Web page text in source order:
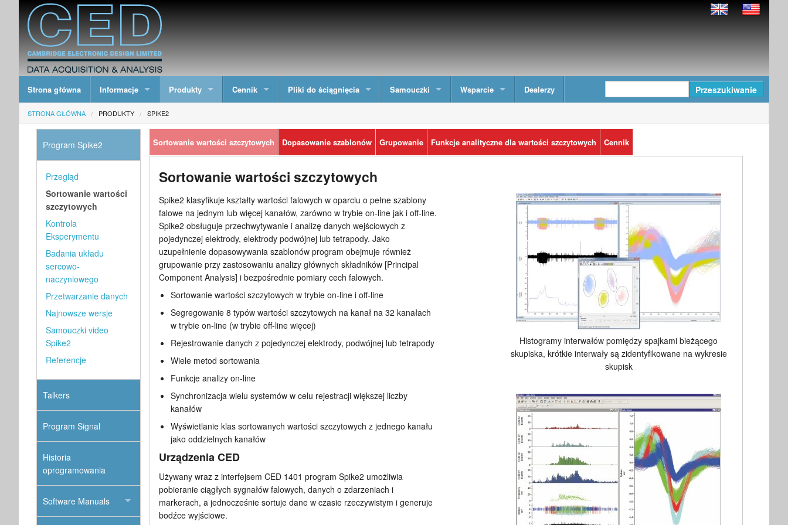
Strona główna Informacje Produkty Cennik Pliki do ściągnięcia Samouczki Wsparcie Dealerzy
STRONA GŁÓWNA PRODUKTY SPIKE2
Sortowanie wartości szczytowych Dopasowanie szablonów Grupowanie Funkcje analityczne dla wartości szczytowych Cennik
Sortowanie wartości szczytowych
Spike2 klasyfikuje kształty wartości falowych w oparciu o pełne szablony
falowe na jednym lub więcej kanałów, zarówno w trybie on-line jak i off-line.
Spike2 obsługuje przechwytywanie i analizę danych wejściowych z
pojedynczej elektrody, elektrody podwójnej lub tetrapody. Jako
uzupełnienie dopasowywania szablonów program obejmuje również
grupowanie przy zastosowaniu analizy głównych składników [Principal
Component Analysis] i bezpośrednie pomiary cech falowych.
Sortowanie wartości szczytowych w trybie on-line i off-line
Segregowanie 8 typów wartości szczytowych na kanał na 32 kanałach
w trybie on-line (w trybie off-line więcej)
Rejestrowanie danych z pojedynczej elektrody, podwójnej lub tetrapody
Wiele metod sortowania
Funkcje analizy on-line
Synchronizacja wielu systemów w celu rejestracji większej liczby
kanałów
Wyświetlanie klas sortowanych wartości szczytowych z jednego kanału
jako oddzielnych kanałów
Urządzenia CED
Używany wraz z interfejsem CED 1401 program Spike2 umożliwia
pobieranie ciągłych sygnałów falowych, danych o zdarzeniach i
markerach, a jednocześnie sortuje dane w czasie rzeczywistym i generuje
bodźce wyjściowe.
Histogramy interwałów pomiędzy spajkami bieżącego
skupiska, krótkie interwały są zidentyfikowane na wykresie
skupisk
Program Spike2
Przegląd
Sortowanie wartości
szczytowych
Kontrola
Eksperymentu
Badania układu
sercowo-
naczyniowego
Przetwarzanie danych
Najnowsze wersje
Samouczki video
Spike2
Referencje
Talkers
Program Signal
Historia
oprogramowania
Software Manuals